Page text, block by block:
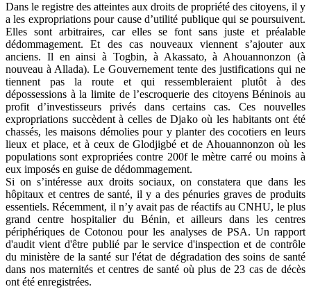
Dans le registre des atteintes aux droits de propriété des citoyens, il y
a les expropriations pour cause d’utilité publique qui se poursuivent.
Elles sont arbitraires, car elles se font sans juste et préalable
dédommagement. Et des cas nouveaux viennent s’ajouter aux
anciens. Il en ainsi à Togbin, à Akassato, à Ahouannonzon (à
nouveau à Allada). Le Gouvernement tente des justifications qui ne
tiennent pas la route et qui ressembleraient plutôt à des
dépossessions à la limite de l’escroquerie des citoyens Béninois au
profit d’investisseurs privés dans certains cas. Ces nouvelles
expropriations succèdent à celles de Djako où les habitants ont été
chassés, les maisons démolies pour y planter des cocotiers en leurs
lieux et place, et à ceux de Glodjigbé et de Ahouannonzon où les
populations sont expropriées contre 200f le mètre carré ou moins à
eux imposés en guise de dédommagement.
Si on s’intéresse aux droits sociaux, on constatera que dans les
hôpitaux et centres de santé, il y a des pénuries graves de produits
essentiels. Récemment, il n’y avait pas de réactifs au CNHU, le plus
grand centre hospitalier du Bénin, et ailleurs dans les centres
périphériques de Cotonou pour les analyses de PSA. Un rapport
d'audit vient d'être publié par le service d'inspection et de contrôle
du ministère de la santé sur l'état de dégradation des soins de santé
dans nos maternités et centres de santé où plus de 23 cas de décès
ont été enregistrées.